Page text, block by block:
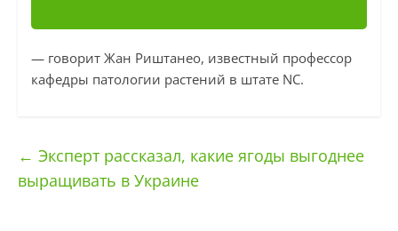
— говорит Жан Риштанео, известный профессор
кафедры патологии растений в штате NC.
← Эксперт рассказал, какие ягоды выгоднее
выращивать в Украине